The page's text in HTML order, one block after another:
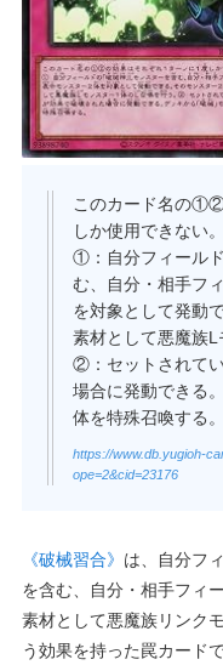
このカード名の
しか使用できない。
①：自分フィール
む、自分・相手フ
を対象として発動
素材として悪魔族L
②：セットされて
場合に発動できる
体を特殊召喚する。
https://www.db.yugioh-
ope=2&cid=23176
《破械習合》 は、自分フ
を含む、自分・相手フィ
素材として悪魔族リンク
う効果を持った罠カードで